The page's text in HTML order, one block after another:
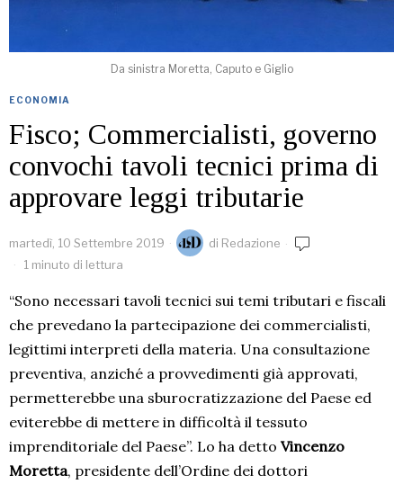
Da sinistra Moretta, Caputo e Giglio
ECONOMIA
Fisco; Commercialisti, governo
convochi tavoli tecnici prima di
approvare leggi tributarie
martedì, 10 Settembre 2019 di Redazione
1 minuto di lettura
“Sono necessari tavoli tecnici sui temi tributari e fiscali
che prevedano la partecipazione dei commercialisti,
legittimi interpreti della materia. Una consultazione
preventiva, anziché a provvedimenti già approvati,
permetterebbe una sburocratizzazione del Paese ed
eviterebbe di mettere in difficoltà il tessuto
imprenditoriale del Paese”. Lo ha detto Vincenzo
Moretta, presidente dell’Ordine dei dottori